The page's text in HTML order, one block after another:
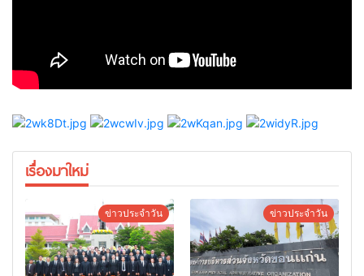
เรื่องมาใหม่
ข่าวประจำวัน ข่าวประจำวัน